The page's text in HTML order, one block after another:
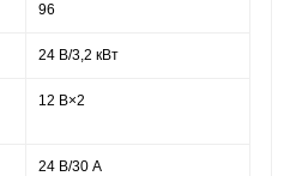
96
24 В/3,2 кВт
12 В×2
24 В/30 А